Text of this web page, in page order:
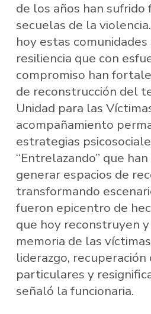
de los años han
secuelas de la
hoy estas
resiliencia que con
compromiso han
de reconstrucción del
Unidad para las
acompañamiento
estrategias
“Entrelazando” que
generar espacios de
transformando
fueron epicentro de
que hoy reconstruyen
memoria de las
liderazgo,
particulares y
señaló la funcionaria.